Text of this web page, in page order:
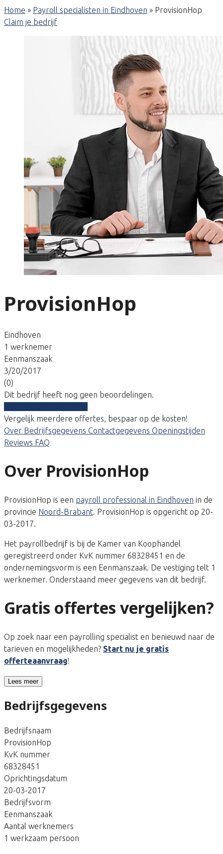
Home » Payroll specialisten in Eindhoven » ProvisionHop
Claim je bedrijf
ProvisionHop
Eindhoven
1 werknemer
Eenmanszaak
3/20/2017
(0)
Dit bedrijf heeft nog geen beoordelingen.
Vergelijk meerdere offertes, bespaar op de kosten!
Over Bedrijfsgegevens Contactgegevens Openingstijden
Reviews FAQ
Over ProvisionHop
ProvisionHop is een payroll professional in Eindhoven in de
provincie Noord-Brabant. ProvisionHop is opgericht op 20-
03-2017.
Het payrollbedrijf is bij de Kamer van Koophandel
geregistreerd onder KvK nummer 68328451 en de
ondernemingsvorm is een Eenmanszaak. De vestiging telt 1
werknemer. Onderstaand meer gegevens van dit bedrijf.
Gratis offertes vergelijken?
Op zoek naar een payrolling specialist en benieuwd naar de
tarieven en mogelijkheden? Start nu je gratis
offerteaanvraag!
Lees meer
Bedrijfsgegevens
Bedrijfsnaam
ProvisionHop
KvK nummer
68328451
Oprichtingsdatum
20-03-2017
Bedrijfsvorm
Eenmanszaak
Aantal werknemers
1 werkzaam persoon